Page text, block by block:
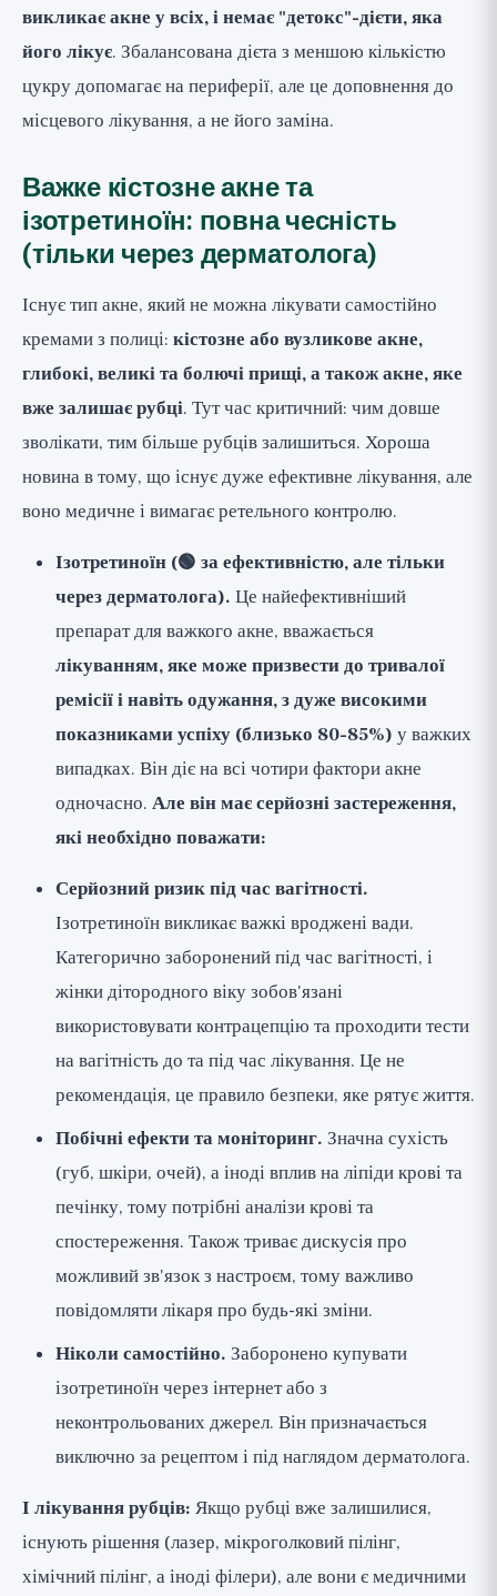
викликає акне у всіх, і немає "детокс"-дієти, яка
його лікує. Збалансована дієта з меншою кількістю
цукру допомагає на периферії, але це доповнення до
місцевого лікування, а не його заміна.
Важке кістозне акне та
ізотретиноїн: повна чесність
(тільки через дерматолога)
Існує тип акне, який не можна лікувати самостійно
кремами з полиці: кістозне або вузликове акне,
глибокі, великі та болючі прищі, а також акне, яке
вже залишає рубці. Тут час критичний: чим довше
зволікати, тим більше рубців залишиться. Хороша
новина в тому, що існує дуже ефективне лікування, але
воно медичне і вимагає ретельного контролю.
Ізотретиноїн (🟢 за ефективністю, але тільки
через дерматолога). Це найефективніший
препарат для важкого акне, вважається
лікуванням, яке може призвести до тривалої
ремісії і навіть одужання, з дуже високими
показниками успіху (близько 80-85%) у важких
випадках. Він діє на всі чотири фактори акне
одночасно. Але він має серйозні застереження,
які необхідно поважати:
Серйозний ризик під час вагітності.
Ізотретиноїн викликає важкі вроджені вади.
Категорично заборонений під час вагітності, і
жінки дітородного віку зобов'язані
використовувати контрацепцію та проходити тести
на вагітність до та під час лікування. Це не
рекомендація, це правило безпеки, яке рятує життя.
Побічні ефекти та моніторинг. Значна сухість
(губ, шкіри, очей), а іноді вплив на ліпіди крові та
печінку, тому потрібні аналізи крові та
спостереження. Також триває дискусія про
можливий зв'язок з настроєм, тому важливо
повідомляти лікаря про будь-які зміни.
Ніколи самостійно. Заборонено купувати
ізотретиноїн через інтернет або з
неконтрольованих джерел. Він призначається
виключно за рецептом і під наглядом дерматолога.
І лікування рубців: Якщо рубці вже залишилися,
існують рішення (лазер, мікроголковий пілінг,
хімічний пілінг, а іноді філери), але вони є медичними